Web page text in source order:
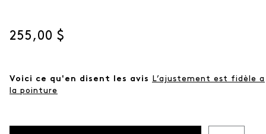
Prix actuel
255,00 $
Voici ce qu'en disent les avis
L’ajustement est fidèle a
la pointure